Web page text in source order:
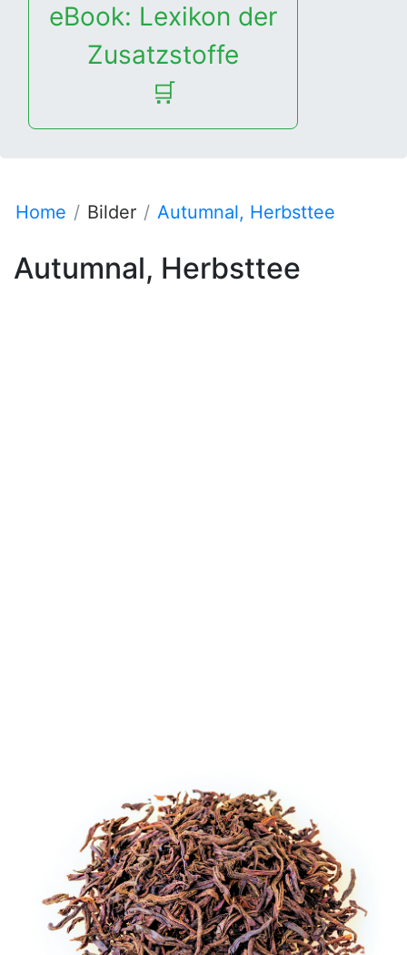
eBook: Lexikon der
Zusatzstoffe
🛒
Home Bilder Autumnal, Herbsttee
Autumnal, Herbsttee